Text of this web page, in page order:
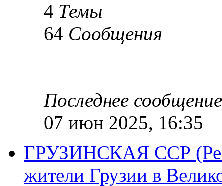
4 Темы
64 Сообщения
Последнее сообщение
07 июн 2025, 16:35
ГРУЗИНСКАЯ ССР
жители Грузии в